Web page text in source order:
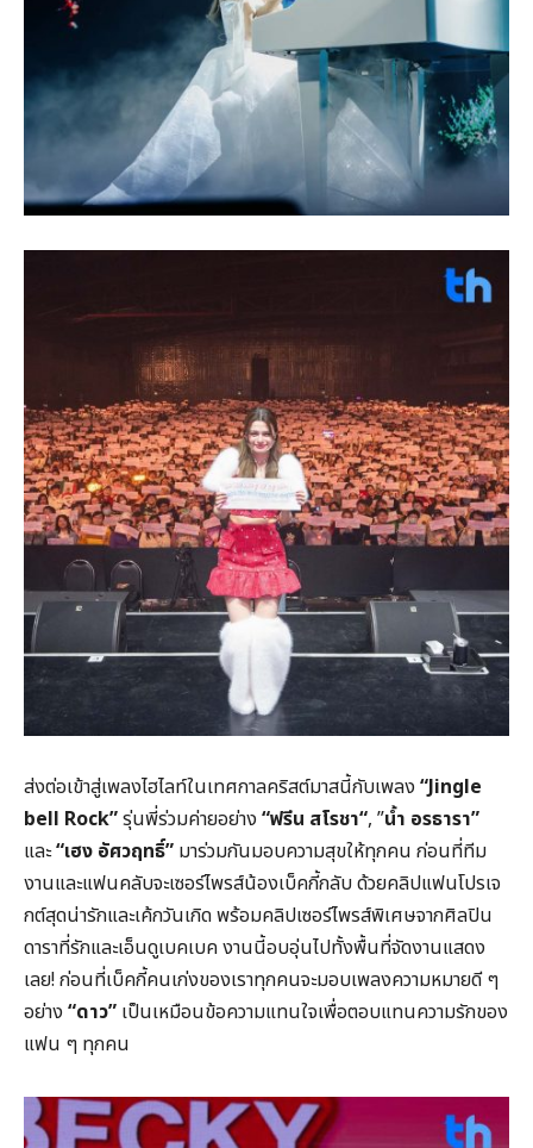
ส่งต่อเข้าสู่เพลงไฮไลท์ในเทศกาลคริสต์มาสนี้กับเพลง “Jingle
bell Rock”รุ่นพี่ร่วมค่ายอย่าง “ฟรีน สโรชา“, ”น้ำ อรธารา”
และ“เฮง อัศวฤทธิ์” มาร่วมกันมอบความสุขให้ทุกคน ก่อนที่ทีม
งานและแฟนคลับจะเซอร์ไพรส์น้องเบ็คกี้กลับ ด้วยคลิปแฟนโปรเจ
กต์สุดน่ารักและเค้กวันเกิด พร้อมคลิปเซอร์ไพรส์พิเศษจากศิลปิน
ดาราที่รักและเอ็นดูเบคเบค งานนี้อบอุ่นไปทั้งพื้นที่จัดงานแสดง
เลย! ก่อนที่เบ็คกี้คนเก่งของเราทุกคนจะมอบเพลงความหมายดี ๆ
อย่าง “ดาว” เป็นเหมือนข้อความแทนใจเพื่อตอบแทนความรักของ
แฟน ๆ ทุกคน